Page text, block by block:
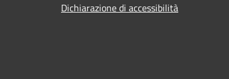
Dichiarazione di accessibilità